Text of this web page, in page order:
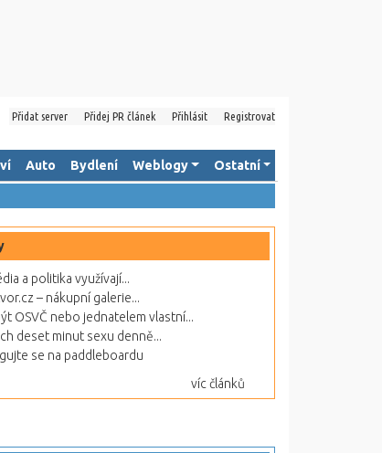
Přidat server Přidej PR článek Přihlásit Registrovat
Auto Bydlení Weblogy
Ostatní
a politika využívají...
– nákupní galerie...
OSVČ nebo jednatelem vlastní...
deset minut sexu denně...
se na paddleboardu
víc článků